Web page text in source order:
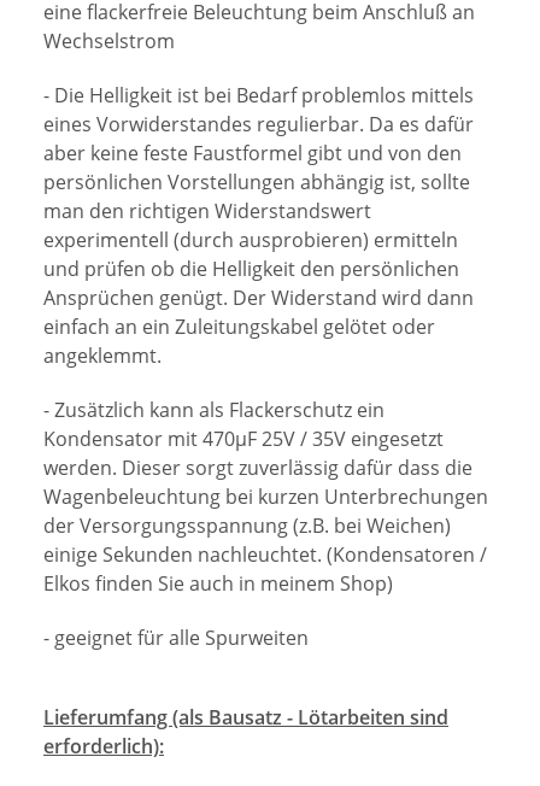
eine flackerfreie Beleuchtung beim Anschluß an
Wechselstrom
- Die Helligkeit ist bei Bedarf problemlos mittels
eines Vorwiderstandes regulierbar. Da es dafür
aber keine feste Faustformel gibt und von den
persönlichen Vorstellungen abhängig ist, sollte
man den richtigen Widerstandswert
experimentell (durch ausprobieren) ermitteln
und prüfen ob die Helligkeit den persönlichen
Ansprüchen genügt. Der Widerstand wird dann
einfach an ein Zuleitungskabel gelötet oder
angeklemmt.
- Zusätzlich kann als Flackerschutz ein
Kondensator mit 470µF 25V / 35V eingesetzt
werden. Dieser sorgt zuverlässig dafür dass die
Wagenbeleuchtung bei kurzen Unterbrechungen
der Versorgungsspannung (z.B. bei Weichen)
einige Sekunden nachleuchtet. (Kondensatoren /
Elkos finden Sie auch in meinem Shop)
- geeignet für alle Spurweiten
Lieferumfang (als Bausatz - Lötarbeiten sind
erforderlich):